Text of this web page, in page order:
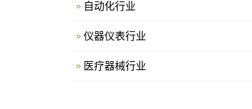
自动化行业
仪器仪表行业
医疗器械行业